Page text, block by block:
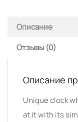
Описание
Отзывы (0)
Описание
Unique clock
at it with its